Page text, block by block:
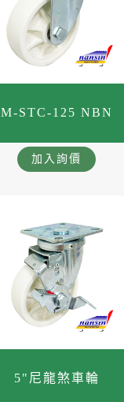
M-STC-125 NBN
加入詢價
5"尼龍煞車輪